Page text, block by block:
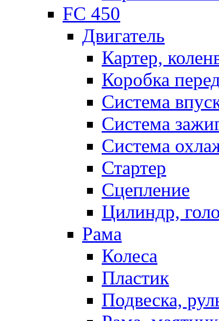
FC 450
Двигатель
Картер,
Коробка
Система
Система
Система
Стартер
Сцепление
Цилиндр,
Рама
Колеса
Пластик
Подвеска,